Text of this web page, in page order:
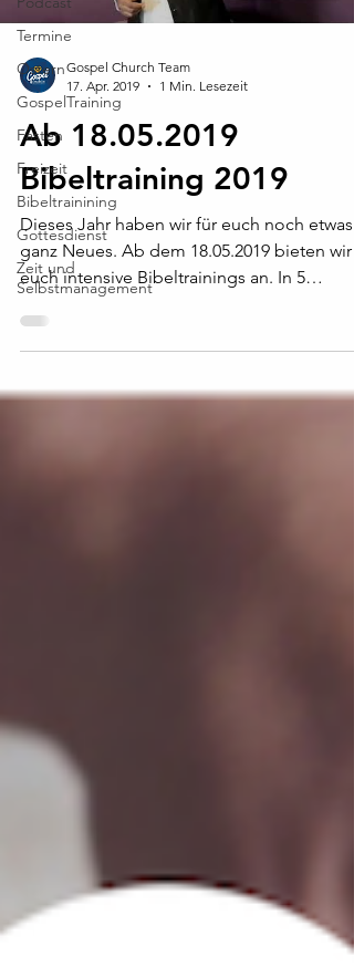
Termine
Ostern
GospelTraining
Fasten
Freizeit
Bibeltrainining
Gottesdienst
Zeit und
Selbstmanagement
Gospel Church Team
17. Apr. 2019
1 Min. Lesezeit
Ab 18.05.2019
Bibeltraining 2019
Dieses Jahr haben wir für euch noch etwas
ganz Neues. Ab dem 18.05.2019 bieten wir
euch intensive Bibeltrainings an. In 5
Samstagen könnt...